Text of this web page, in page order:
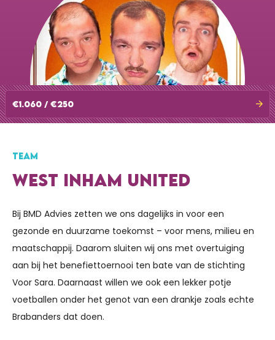
€1.060 / €250
TEAM
WEST INHAM UNITED
Bij BMD Advies zetten we ons dagelijks in voor een
gezonde en duurzame toekomst – voor mens, milieu en
maatschappij. Daarom sluiten wij ons met overtuiging
aan bij het benefiettoernooi ten bate van de stichting
Voor Sara. Daarnaast willen we ook een lekker potje
voetballen onder het genot van een drankje zoals echte
Brabanders dat doen.